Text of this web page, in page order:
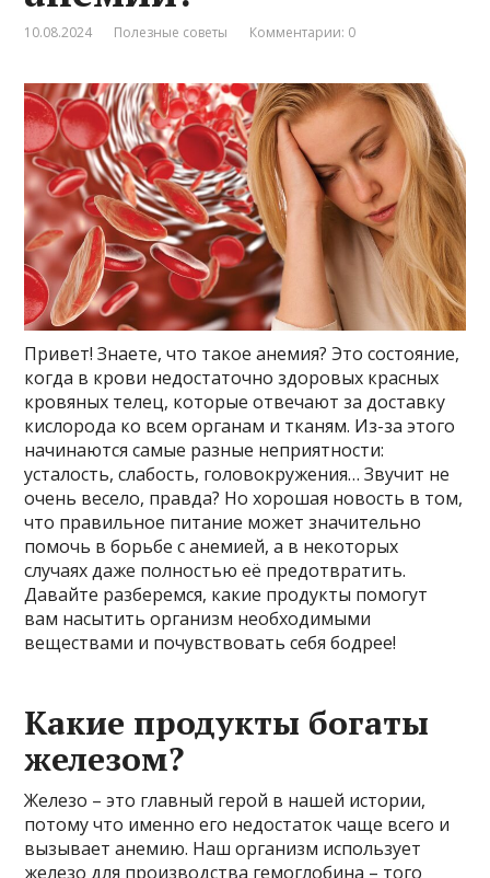
10.08.2024 Полезные советы Комментарии: 0
Привет! Знаете, что такое анемия? Это состояние,
когда в крови недостаточно здоровых красных
кровяных телец, которые отвечают за доставку
кислорода ко всем органам и тканям. Из-за этого
начинаются самые разные неприятности:
усталость, слабость, головокружения… Звучит не
очень весело, правда? Но хорошая новость в том,
что правильное питание может значительно
помочь в борьбе с анемией, а в некоторых
случаях даже полностью её предотвратить.
Давайте разберемся, какие продукты помогут
вам насытить организм необходимыми
веществами и почувствовать себя бодрее!
Какие продукты богаты
железом?
Железо – это главный герой в нашей истории,
потому что именно его недостаток чаще всего и
вызывает анемию. Наш организм использует
железо для производства гемоглобина – того